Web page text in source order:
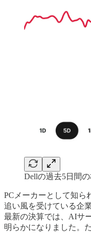
Dellの過去5日間の
PCメーカーとして知ら
追い風を受けている企
最新の決算では、AIサ
明らかになりました。